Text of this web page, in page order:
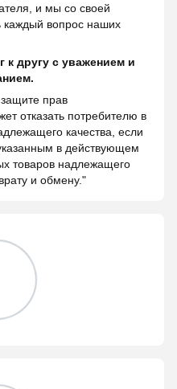
и мы со своей
каждый вопрос наших
к другу с уважением и
прав
отказать потребителю в
качества, если
в действующем
товаров надлежащего
и обмену."